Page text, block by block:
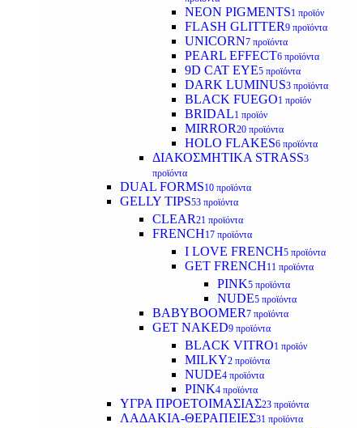
NEON PIGMENTS1 προϊόν
FLASH GLITTER9 προϊόντα
UNICORN7 προϊόντα
PEARL EFFECT6 προϊόντα
9D CAT EYE5 προϊόντα
DARK LUMINUS3 προϊόντα
BLACK FUEGO1 προϊόν
BRIDAL1 προϊόν
MIRROR20 προϊόντα
HOLO FLAKES6 προϊόντα
ΔΙΑΚΟΣΜΗΤΙΚΑ STRASS3
προϊόντα
DUAL FORMS10 προϊόντα
GELLY TIPS53 προϊόντα
CLEAR21 προϊόντα
FRENCH17 προϊόντα
I LOVE FRENCH5 προϊόντα
GET FRENCH11 προϊόντα
PINK5 προϊόντα
NUDE5 προϊόντα
BABYBOOMER7 προϊόντα
GET NAKED9 προϊόντα
BLACK VITRO1 προϊόν
MILKY2 προϊόντα
NUDE4 προϊόντα
PINK4 προϊόντα
ΥΓΡΑ ΠΡΟΕΤΟΙΜΑΣΙΑΣ23 προϊόντα
ΛΑΔΑΚΙΑ-ΘΕΡΑΠΕΙΕΣ31 προϊόντα